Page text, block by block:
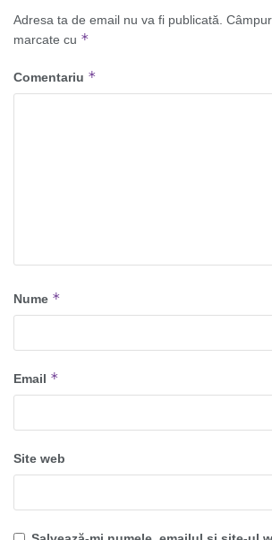
Adresa ta de email nu va fi publicată.
marcate cu *
Comentariu *
Nume *
Email *
Site web